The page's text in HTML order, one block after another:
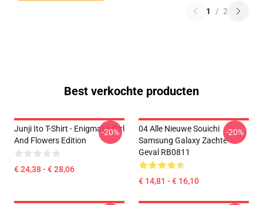
1 / 2
Best verkochte producten
Junji Ito T-Shirt - Enigmatic Girl
And Flowers Edition
€ 24,38 - € 28,06
-20%
04 Alle Nieuwe Souichi
Samsung Galaxy Zachte
Geval RB0811
€ 14,81 - € 16,10
-20%